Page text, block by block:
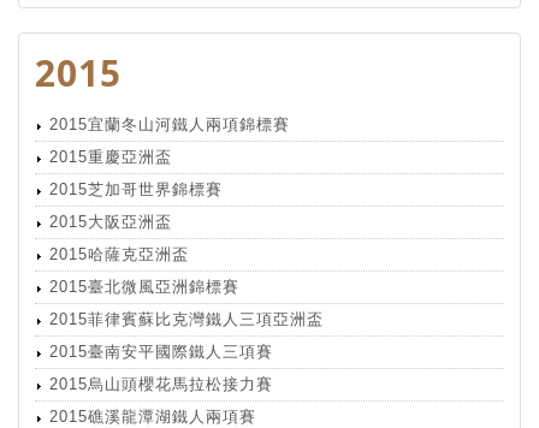
2015
2015宜蘭冬山河鐵人兩項錦標賽
2015重慶亞洲盃
2015芝加哥世界錦標賽
2015大阪亞洲盃
2015哈薩克亞洲盃
2015臺北微風亞洲錦標賽
2015菲律賓蘇比克灣鐵人三項亞洲盃
2015臺南安平國際鐵人三項賽
2015烏山頭櫻花馬拉松接力賽
2015礁溪龍潭湖鐵人兩項賽